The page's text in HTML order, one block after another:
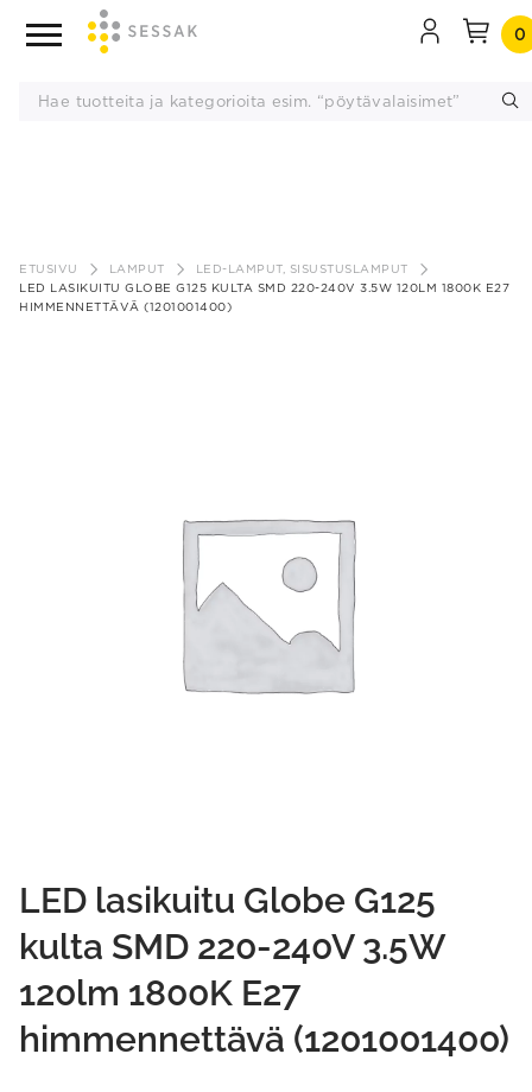
sisältöön
0
ETUSIVU LAMPUT
LED-LAMPUT, SISUSTUSLAMPUT
LED LASIKUITU GLOBE G125 KULTA SMD 220-240V 3.5W 120LM 1800K E27
HIMMENNETTÄVÄ (1201001400)
LED lasikuitu Globe G125
kulta SMD 220-240V 3.5W
120lm 1800K E27
himmennettävä (1201001400)